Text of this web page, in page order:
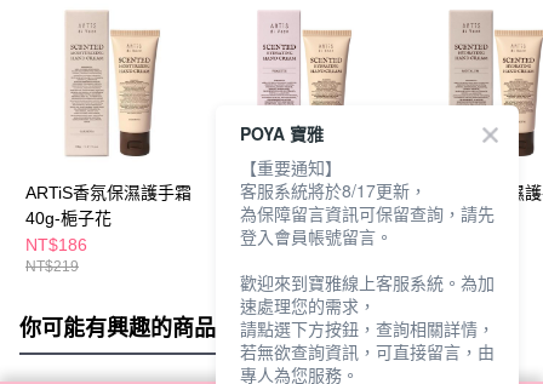
ARTiS香氛保濕護手霜
40g-梔子花
NT$186
NT$219
ARTiS香氛保濕護手霜
40g-羅蘭謐境
NT$186
ARTiS香氛保濕
40g-檀嶼
你可能有興趣的商品 全站排行
POYA 寶雅
【重要通知】
客服系統將於8/17更新，
為保障留言資訊可保留查詢，請先
登入會員帳號留言。
歡迎來到寶雅線上客服系統。為加
速處理您的需求，
請點選下方按鈕，查詢相關詳情，
若無欲查詢資訊，可直接留言，由
專人為您服務。